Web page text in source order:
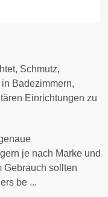
Schmutz,
Badezimmern,
Einrichtungen zu
je nach Marke und
Gebrauch sollten
be ...